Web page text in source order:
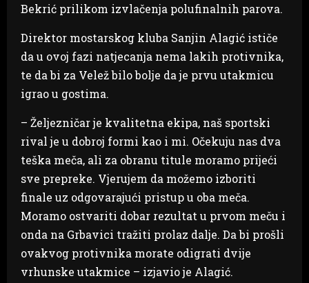
Bekrić prilikom izvlačenja polufinalnih parova.
Direktor mostarskog kluba Sanjin Alagić ističe
da u ovoj fazi natjecanja nema lakih protivnika,
te da bi za Velež bilo bolje da je prvu utakmicu
igrao u gostima.
– Željezničar je kvalitetna ekipa, naš sportski
rival je u dobroj formi kao i mi. Očekuju nas dva
teška meča, ali za obranu titule moramo prijeći
sve prepreke. Vjerujem da možemo izboriti
finale uz odgovarajući pristup u oba meča.
Moramo ostvariti dobar rezultat u prvom meču i
onda na Grbavici tražiti prolaz dalje. Da bi prošli
ovakvog protivnika morate odigrati dvije
vrhunske utakmice – izjavio je Alagić.